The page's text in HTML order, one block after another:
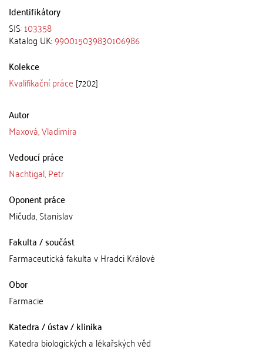
Identifikátory
SIS:103358
Katalog UK:990015039830106986
Kolekce
Kvalifikační práce [7202]
Autor
Maxová, Vladimíra
Vedoucí práce
Nachtigal, Petr
Oponent práce
Mičuda, Stanislav
Fakulta / součást
Farmaceutická fakulta v Hradci Králové
Obor
Farmacie
Katedra / ústav / klinika
Katedra biologických a lékařských věd